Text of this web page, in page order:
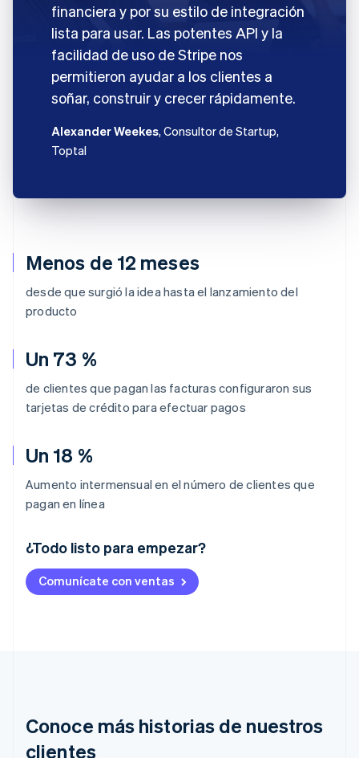
Menos de 12 meses
desde que surgió la idea hasta el lanzamiento del
producto
Un 73 %
de clientes que pagan las facturas configuraron sus
tarjetas de crédito para efectuar pagos
Un 18 %
Aumento intermensual en el número de clientes que
pagan en línea
¿Todo listo para empezar?
Comunícate con ventas
financiera y por su estilo de integración
lista para usar. Las potentes API y la
facilidad de uso de Stripe nos
permitieron ayudar a los clientes a
soñar, construir y crecer rápidamente.
Alexander Weekes, Consultor de Startup,
Toptal
Conoce más historias de nuestros
clientes
Alemania
DeutschEnglish
Australia
Bulgaria
English